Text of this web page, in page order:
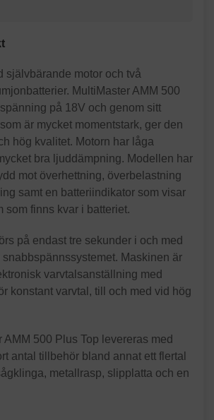
självbärande motor och två
MultiMaster AMM 500
på 18V och genom sitt
är mycket momentstark, ger den
hög kvalitet. Motorn har låga
bra ljuddämpning. Modellen har
mot överhettning, överbelastning
samt en batteriindikator som visar
som finns kvar i batteriet.
på endast tre sekunder i och med
Maskinen är
varvtalsanställning med
konstant varvtal, till och med vid hög
AMM 500 Plus Top levereras med
antal tillbehör bland annat ett flertal
metallrasp, slipplatta och en